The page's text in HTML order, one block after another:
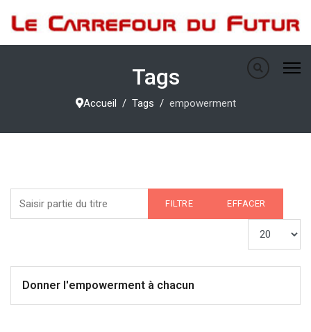
Tags
Accueil Tags empowerment
FILTRE EFFACER
Donner l'empowerment à chacun